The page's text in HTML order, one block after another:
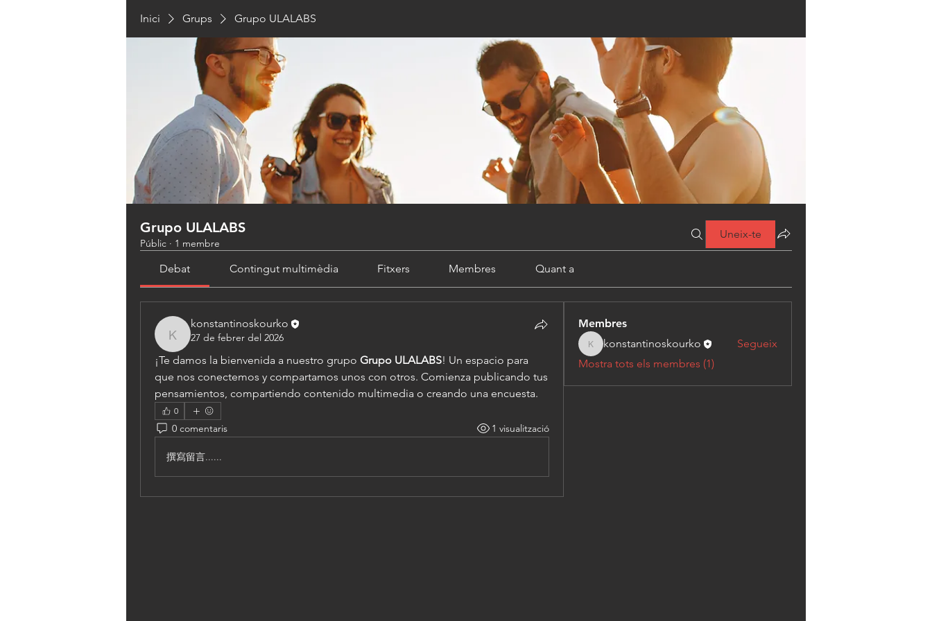
Inici Grups Grupo ULALABS
Grupo ULALABS
Públic · 1 membre
Uneix-te
Debat Contingut multimèdia Fitxers Membres Quant a
konstantinoskourko
konstantinoskourko
27 de febrer del 2026
¡Te damos la bienvenida a nuestro grupo Grupo ULALABS! Un espacio para
que nos conectemos y compartamos unos con otros. Comienza publicando tus
pensamientos, compartiendo contenido multimedia o creando una encuesta.
0
0 comentaris 1 visualització
撰寫留言......
Membres
konstantinoskourko
konstantinoskourko
Segueix
Mostra tots els membres (1)